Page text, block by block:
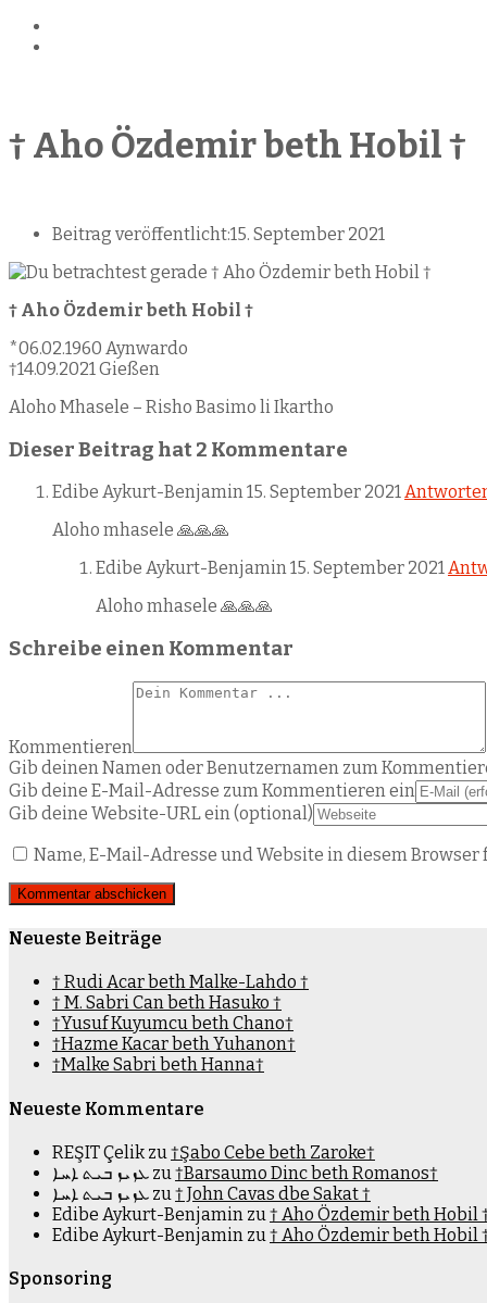
† Aho Özdemir beth Hobil †
Beitrag veröffentlicht:15. September 2021
† Aho Özdemir beth Hobil †
*06.02.1960 Aynwardo
†14.09.2021 Gießen
Aloho Mhasele – Risho Basimo li Ikartho
Dieser Beitrag hat 2 Kommentare
Edibe Aykurt-Benjamin15. September 2021
Aloho mhasele 🙏🙏🙏
Edibe Aykurt-Benjamin15. September 2021
Aloho mhasele 🙏🙏🙏
Schreibe einen Kommentar
Kommentieren
Gib deinen Namen oder Benutzernamen zum
Gib deine E-Mail-Adresse zum Kommentieren ein
Gib deine Website-URL ein (optional)
Name, E-Mail-Adresse und Website in diesem
Neueste Beiträge
† Rudi Acar beth Malke-Lahdo †
† M. Sabri Can beth Hasuko †
†Yusuf Kuyumcu beth Chano†
†Hazme Kacar beth Yuhanon†
†Malke Sabri beth Hanna†
Neueste Kommentare
REŞIT Çelik zu†Şabo Cebe beth Zaroke†
ܥܙܝܙ ܒܝܬ ܐܚܐ zu†Barsaumo Dinc beth Romanos†
ܥܙܝܙ ܒܝܬ ܐܚܐ zu† John Cavas dbe Sakat †
Edibe Aykurt-Benjamin zu† Aho Özdemir beth Hobil
Edibe Aykurt-Benjamin zu† Aho Özdemir beth Hobil
Sponsoring